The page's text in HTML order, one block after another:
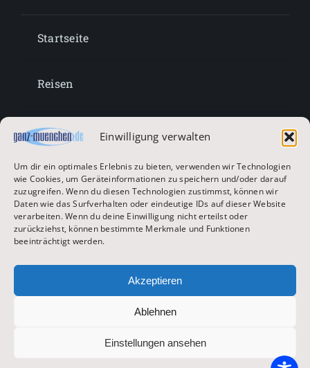
Einwilligung verwalten
Um dir ein optimales Erlebnis zu bieten, verwenden wir Technologien
wie Cookies, um Geräteinformationen zu speichern und/oder darauf
zuzugreifen. Wenn du diesen Technologien zustimmst, können wir
Daten wie das Surfverhalten oder eindeutige IDs auf dieser Website
verarbeiten. Wenn du deine Einwilligung nicht erteilst oder
zurückziehst, können bestimmte Merkmale und Funktionen
beeinträchtigt werden.
Akzeptieren
Ablehnen
Einstellungen ansehen
Startseite
Reisen
Lifestyle
Entertainment
Oktoberfest & Volksfeste
Zur Hauptseite